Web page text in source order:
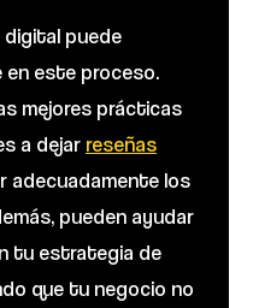
puede
en este proceso.
mejores prácticas
a dejar reseñas
adecuadamente los
pueden ayudar
tu estrategia de
que tu negocio no